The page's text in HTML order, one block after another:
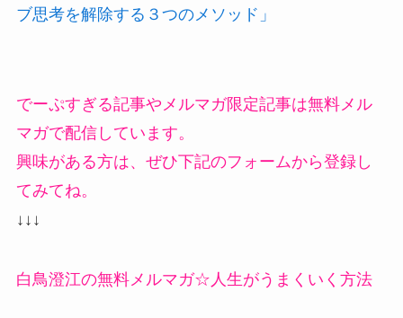
ブ思考を解除する３つのメソッド」
でーぷすぎる記事やメルマガ限定記事は無料メル
マガで配信しています。
興味がある方は、ぜひ下記のフォームから登録し
てみてね。
↓↓↓
白鳥澄江の無料メルマガ☆人生がうまくいく方法